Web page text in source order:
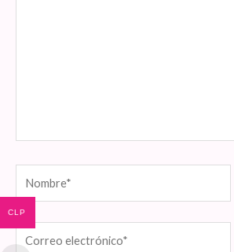
Correo
electrónico*
CLP